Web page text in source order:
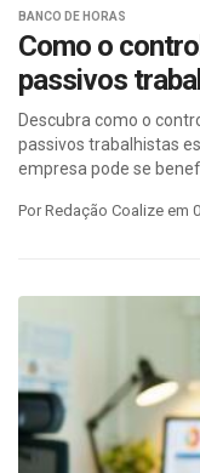
BANCO DE HORAS
Como o
passivos
Descubra como o
passivos trabalhistas
empresa pode se
Por Redação Coalize em